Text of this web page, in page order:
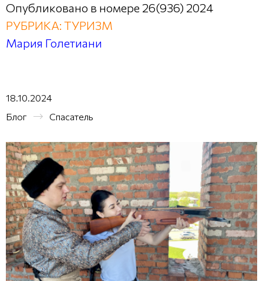
Опубликовано в номере 26(936) 2024
РУБРИКА: ТУРИЗМ
Мария Голетиани
18.10.2024
Блог
Спасатель